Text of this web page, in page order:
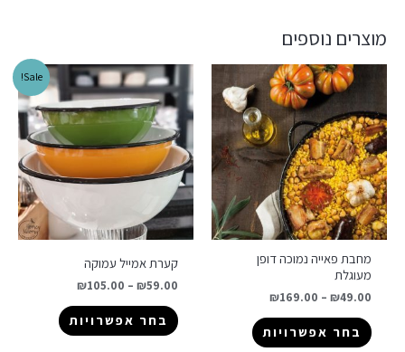
מוצרים נוספים
מחבת פאייה נמוכה דופן
מעוגלת
₪49.00
–
₪169.00
בחר אפשרויות
Sale!
קערת אמייל עמוקה
₪59.00
–
₪105.00
בחר אפשרויות